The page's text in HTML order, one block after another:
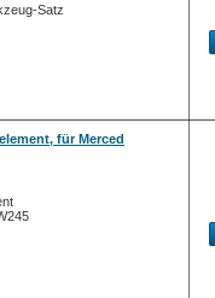
Satz
für Merced